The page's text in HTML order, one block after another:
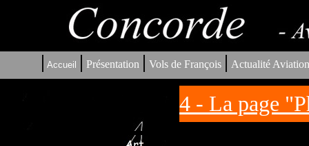
| Accueil | Présentation | Vols de François | Actualité
4 - La page